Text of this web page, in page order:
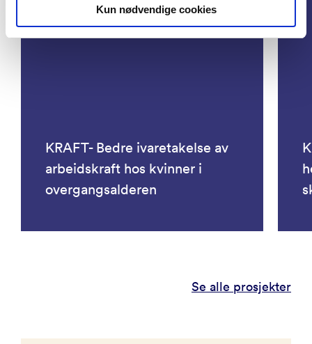
Kun nødvendige cookies
KRAFT- Bedre ivaretakelse av
arbeidskraft hos kvinner i
overgangsalderen
Se alle prosjekter